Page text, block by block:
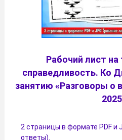
Рабочий лист на
справедливость. Ко
занятию «Разговоры о
2 страницы в формате PDF и
ответы).